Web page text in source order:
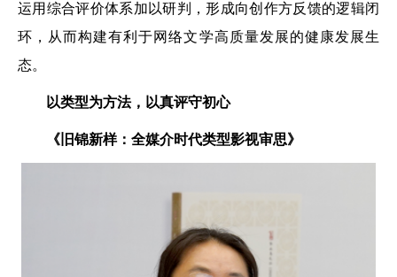
运用综合评价体系加以研判，形成向创作方反馈的逻辑闭
环，从而构建有利于网络文学高质量发展的健康发展生
态。
以类型为方法，以真评守初心
《旧锦新样： 全媒介时代类型影视审思》